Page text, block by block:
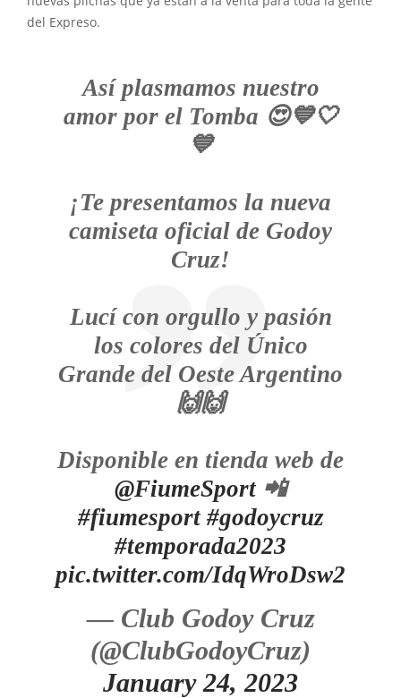
del Expreso.
Así plasmamos nuestro
amor por el Tomba 😍💙🤍
💙
¡Te presentamos la nueva
camiseta oficial de Godoy
Cruz!
Lucí con orgullo y pasión
los colores del Único
Grande del Oeste Argentino
🙌🙌
Disponible en tienda web de
@FiumeSport 📲
#fiumesport #godoycruz
#temporada2023
pic.twitter.com/IdqWroDsw2
— Club Godoy Cruz
(@ClubGodoyCruz)
January 24, 2023